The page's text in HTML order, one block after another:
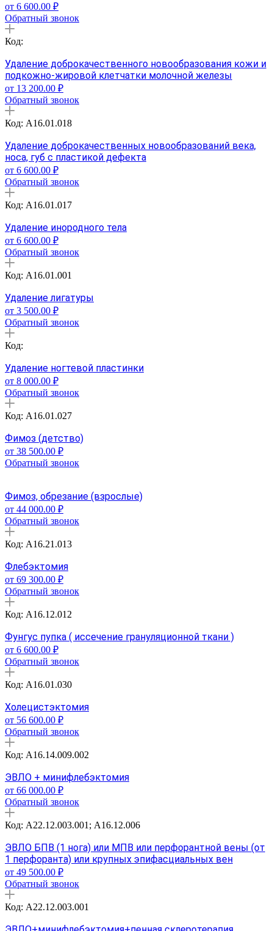
от 6 600.00 ₽
Обратный звонок
Код:
Удаление доброкачественного новообразования кожи и
подкожно-жировой клетчатки молочной железы
от 13 200.00 ₽
Обратный звонок
Код: A16.01.018
Удаление доброкачественных новообразований века,
носа, губ с пластикой дефекта
от 6 600.00 ₽
Обратный звонок
Код: A16.01.017
Удаление инородного тела
oт 6 600.00 ₽
Обратный звонок
Код: A16.01.001
Удаление лигатуры
от 3 500.00 ₽
Обратный звонок
Код:
Удаление ногтевой пластинки
от 8 000.00 ₽
Обратный звонок
Код: A16.01.027
Фимоз (детство)
от 38 500.00 ₽
Обратный звонок
Фимоз, обрезание (взрослые)
от 44 000.00 ₽
Обратный звонок
Код: A16.21.013
Флебэктомия
от 69 300.00 ₽
Обратный звонок
Код: A16.12.012
Фунгус пупка ( иссечение грануляционной ткани )
от 6 600.00 ₽
Обратный звонок
Код: A16.01.030
Холецистэктомия
от 56 600.00 ₽
Обратный звонок
Код: А16.14.009.002
ЭВЛО + минифлебэктомия
от 66 000.00 ₽
Обратный звонок
Код: А22.12.003.001; A16.12.006
ЭВЛО БПВ (1 нога) или МПВ или перфорантной вены (от
1 перфоранта) или крупных эпифасциальных вен
от 49 500.00 ₽
Обратный звонок
Код: А22.12.003.001